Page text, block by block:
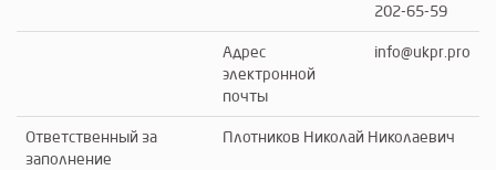
202-65-59
Адрес
электронной
почты
info@ukpr.pro
Ответственный за
заполнение
Плотников Николай Николаевич